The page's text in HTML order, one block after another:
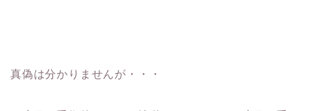
真偽は分かりませんが・・・